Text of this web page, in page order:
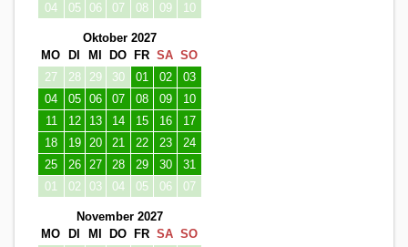
04
05 06 07 08 09 10
Oktober 2027
MO
DI MI DO FR SA SO
27
28 29 30 01 02
03
04
05 06 07 08 09
10
11
12 13 14 15 16
17
18
19 20 21 22 23
24
25
26 27 28 29 30
31
01
02 03 04 05 06 07
November 2027
MO
DI MI DO FR SA SO